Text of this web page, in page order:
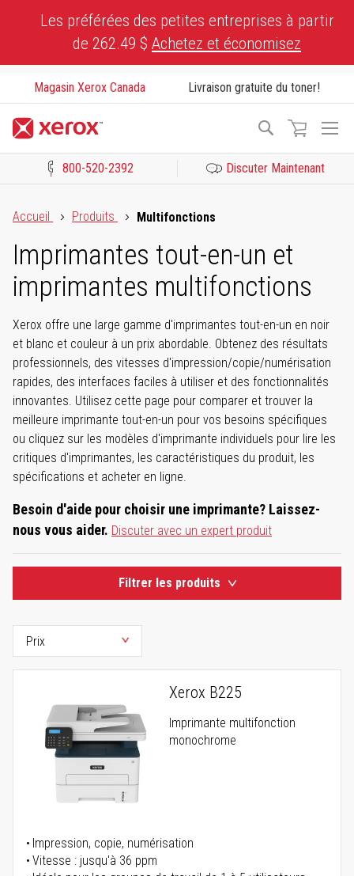
Les préférées des petites entreprises à partir
de 262.49 $ Achetez et économisez
Magasin Xerox Canada Livraison gratuite du toner!
Recherche
800-520-2392 Discuter Maintenant
Accueil
Produits Multifonctions
Imprimantes tout-en-un et
imprimantes multifonctions
Xerox offre une large gamme d'imprimantes tout-en-un en noir
et blanc et couleur à un prix abordable. Obtenez des résultats
professionnels, des vitesses d'impression/copie/numérisation
rapides, des interfaces faciles à utiliser et des fonctionnalités
innovantes. Utilisez cette page pour comparer et trouver la
meilleure imprimante tout-en-un pour vos besoins spécifiques
ou cliquez sur les modèles d'imprimante individuels pour lire les
critiques d'imprimantes, les caractéristiques du produit, les
spécifications et acheter en ligne.
Besoin d'aide pour choisir une imprimante? Laissez-
nous vous aider. Discuter avec un expert produit
Filtrer les produits
Xerox B225
Imprimante multifonction
monochrome
Impression, copie, numérisation
Vitesse : jusqu'à 36 ppm